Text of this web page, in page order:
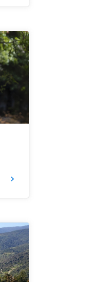
keyboard_arrow_right